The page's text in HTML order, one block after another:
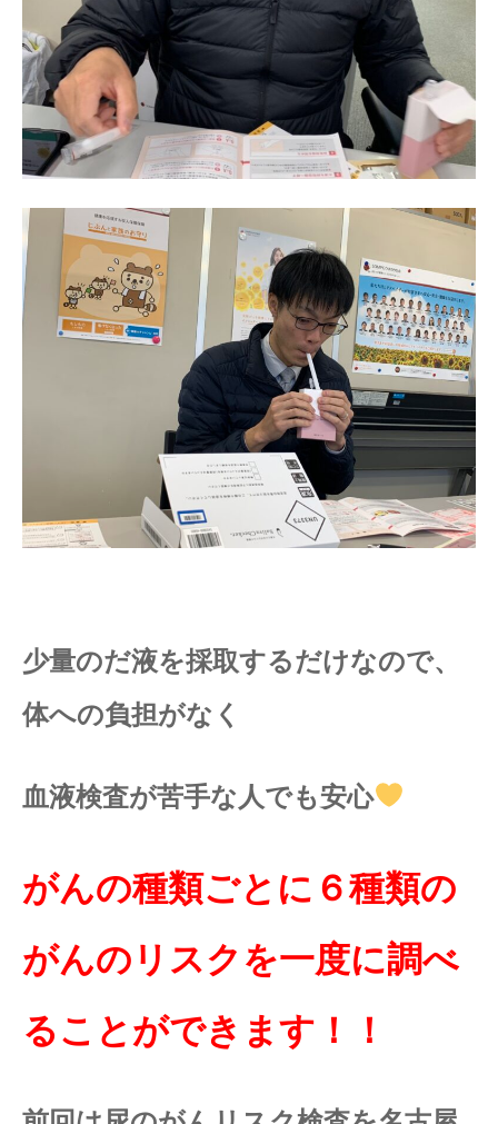
少量のだ液を採取するだけなので、
体への負担がなく
血液検査が苦手な人でも安心
がんの種類ごとに６種類の
がんのリスクを一度に調べ
ることができます！！